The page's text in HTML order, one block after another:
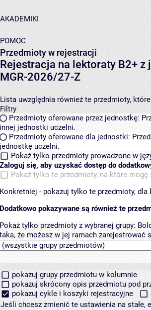
AKADEMIKI
POMOC
Przedmioty w rejestracji
Rejestracja na lektoraty B2+
MGR-2026/27-Z
Lista uwzględnia również te przedmioty,
Filtry
Przedmioty oferowane przez jednostkę:
innej jednostki uczelni.
Przedmioty oferowane dla jednostki:
jednostkę uczelni.
Pokaż tylko przedmioty prowadzone w
Zaloguj się, aby uzyskać dostęp do
Pokaż tylko te przedmioty, na które
Konkretniej - pokazuj tylko te przedmioty,
Dodatkowo pokazywane są również te
Pokaż tylko przedmioty z wybranej grupy:
taka, że możesz w jej ramach zarejestrować
pokazuj grupy przedmiotu w kolumnie
pokazuj skrócony opis przedmiotu pod
pokazuj cykle i koszyki rejestracyjne
Jeśli chcesz zmienić te ustawienia na